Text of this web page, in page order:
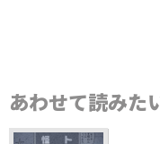
あわせて読みた